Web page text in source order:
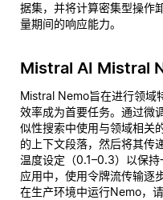
据集，并将计算密集型操作
量期间的响应能力。
Mistral AI Mistral
Mistral Nemo旨在进行领域
效率成为首要任务。通过微
似性搜索中使用与领域相关
的上下文段落，然后将其传
温度设定（0.1–0.3）以保
应用中，使用令牌流传输逐
在生产环境中运行Nemo，